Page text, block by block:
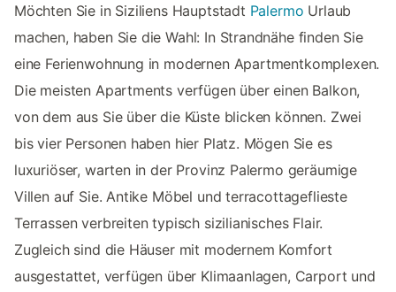
Möchten Sie in Siziliens Hauptstadt Palermo Urlaub
machen, haben Sie die Wahl: In Strandnähe finden Sie
eine Ferienwohnung in modernen Apartmentkomplexen.
Die meisten Apartments verfügen über einen Balkon,
von dem aus Sie über die Küste blicken können. Zwei
bis vier Personen haben hier Platz. Mögen Sie es
luxuriöser, warten in der Provinz Palermo geräumige
Villen auf Sie. Antike Möbel und terracottageflieste
Terrassen verbreiten typisch sizilianisches Flair.
Zugleich sind die Häuser mit modernem Komfort
ausgestattet, verfügen über Klimaanlagen, Carport und